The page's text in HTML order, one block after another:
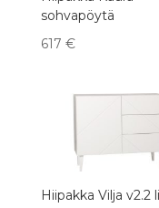
sohvapöytä
617 €
Hiipakka Vilja v2.2